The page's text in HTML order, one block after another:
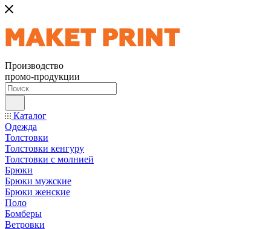
Производство
промо-продукции
Каталог
Одежда
Толстовки
Толстовки кенгуру
Толстовки с молнией
Брюки
Брюки мужские
Брюки женские
Поло
Бомберы
Ветровки